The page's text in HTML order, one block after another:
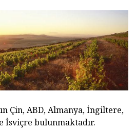
Çin, ABD, Almanya, İngiltere,
İsviçre bulunmaktadır.